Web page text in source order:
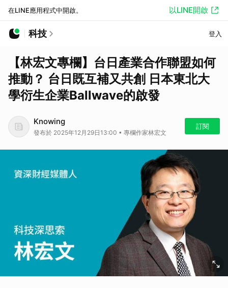
在LINE應用程式中開啟。 以LINE開啟
科技 登入
【林宏文專欄】台日產業合作聯盟如何
推動？ 台日既互補又共創 日本東北大
學衍生企業Ballwave的啟發
Knowing
發布於 2025年12月29日13:00 • 專欄作家林宏文
訂閱